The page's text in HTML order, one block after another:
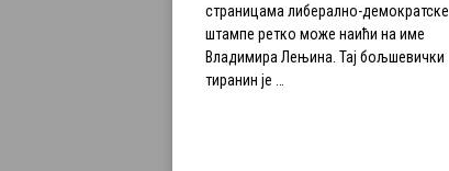
страницама либерално-демократске
штампе ретко може наићи на име
Владимира Лењина. Тај бољшевички
тиранин је …